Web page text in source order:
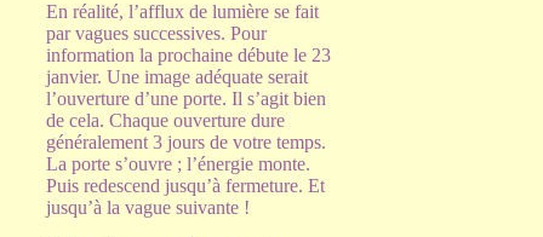
En réalité, l’afflux de lumière se fait
par vagues successives. Pour
information la prochaine débute le 23
janvier. Une image adéquate serait
l’ouverture d’une porte. Il s’agit bien
de cela. Chaque ouverture dure
généralement 3 jours de votre temps.
La porte s’ouvre ; l’énergie monte.
Puis redescend jusqu’à fermeture. Et
jusqu’à la vague suivante !